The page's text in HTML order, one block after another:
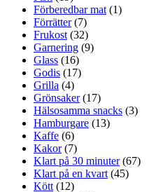
Förberedbar mat (1)
Förrätter(7)
Frukost (32)
Garnering (9)
Glass (16)
Godis (17)
Grilla (4)
Grönsaker(17)
Hälsosamma snacks (3)
Hamburgare (13)
Kaffe (6)
Kakor(7)
Klart på 30 minuter(67)
Klart på en kvart (45)
Kött (12)